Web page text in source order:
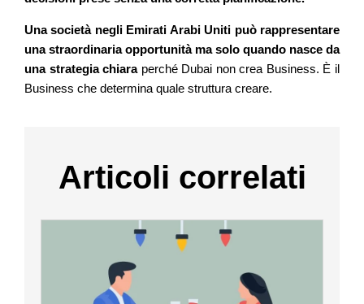
Una società negli Emirati Arabi Uniti può rappresentare
una straordinaria opportunità ma solo quando nasce da
una strategia chiaraperché Dubai non crea Business. È il
Business che determina quale struttura creare.
Articoli correlati